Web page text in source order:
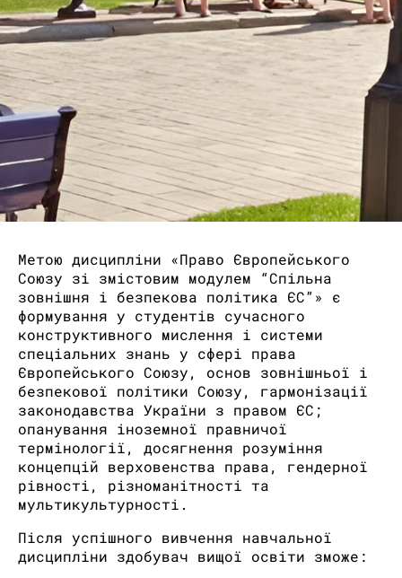
Метою дисципліни «Право Європейського
Союзу зі змістовим модулем “Спільна
зовнішня і безпекова політика ЄС”» є
формування у студентів сучасного
конструктивного мислення і системи
спеціальних знань у сфері права
Європейського Союзу, основ зовнішньої і
безпекової політики Союзу, гармонізації
законодавства України з правом ЄС;
опанування іноземної правничої
термінології, досягнення розуміння
концепцій верховенства права, гендерної
рівності, різноманітності та
мультикультурності.
Після успішного вивчення навчальної
дисципліни здобувач вищої освіти зможе: